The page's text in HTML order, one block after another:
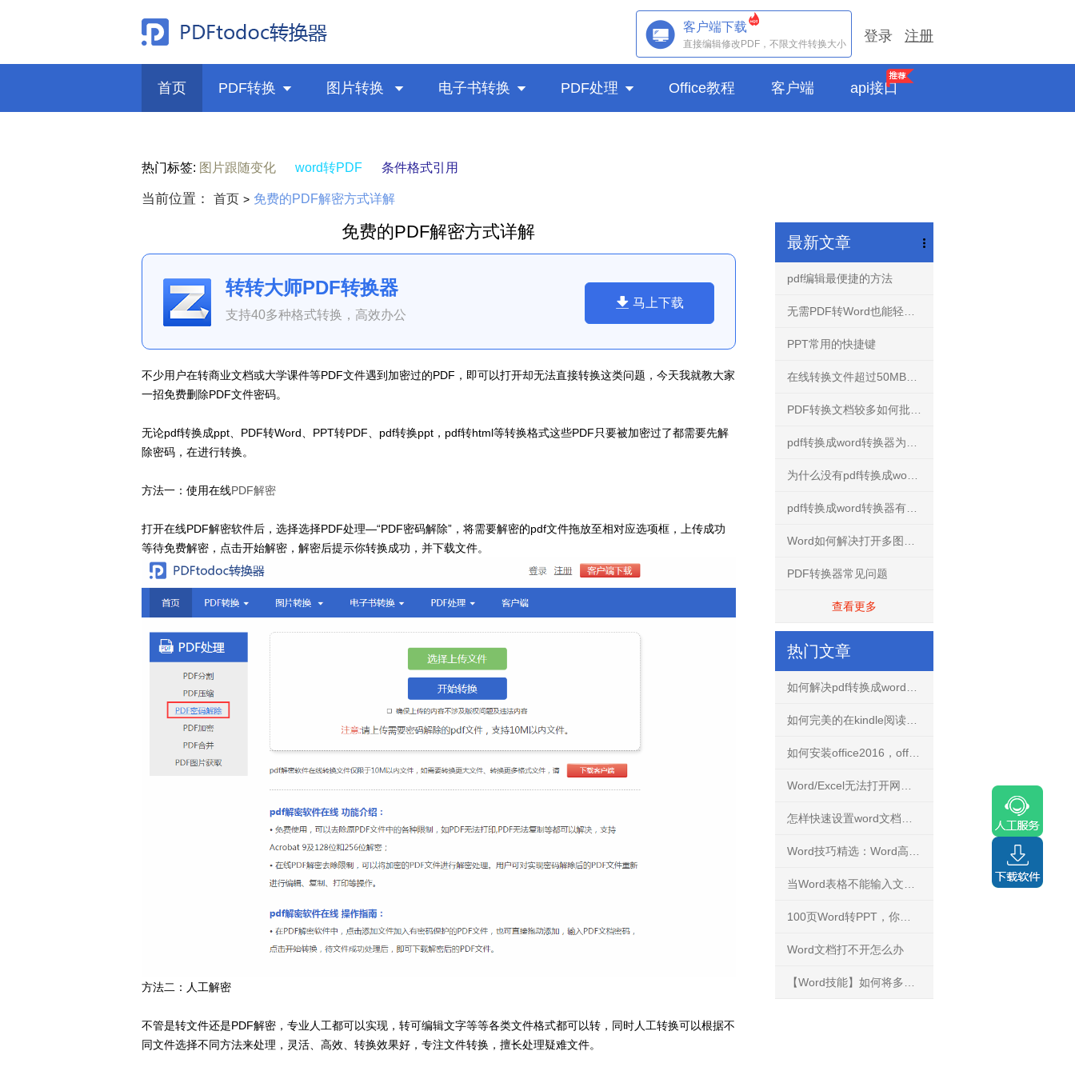
登录 注册
客户端下载
直接编辑修改PDF，不限文件转换大小
首页 PDF转换  图片转换  电子书转换  PDF处理  Office教程 客户端 api接口
热门标签: 图片跟随变化 word转PDF 条件格式引用
当前位置： 首页 > 免费的PDF解密方式详解
免费的PDF解密方式详解
转转大师PDF转换器
支持40多种格式转换，高效办公
马上下载
不少用户在转商业文档或大学课件等PDF文件遇到加密过的PDF，即可以打开却无法直接转换这类问题，今天我就教大家
一招免费删除PDF文件密码。
无论pdf转换成ppt、PDF转Word、PPT转PDF、pdf转换ppt，pdf转html等转换格式这些PDF只要被加密过了都需要先解
除密码，在进行转换。
方法一：使用在线PDF解密
打开在线PDF解密软件后，选择选择PDF处理—“PDF密码解除”，将需要解密的pdf文件拖放至相对应选项框，上传成功
等待免费解密，点击开始解密，解密后提示你转换成功，并下载文件。
方法二：人工解密
不管是转文件还是PDF解密，专业人工都可以实现，转可编辑文字等等各类文件格式都可以转，同时人工转换可以根据不
同文件选择不同方法来处理，灵活、高效、转换效果好，专注文件转换，擅长处理疑难文件。
最新文章
pdf编辑最便捷的方法
PPT常用的快捷键
PDF转换器常见问题
查看更多
热门文章
Word文档打不开怎么办